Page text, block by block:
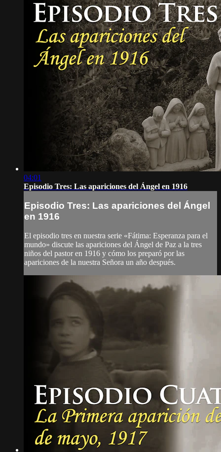
04:01
Episodio Tres: Las apariciones del Ángel en 1916
Episodio Tres: Las apariciones del Ángel
en 1916
El episodio tres en nuestra serie «Fátima: Esperanza para el
mundo» discute las apariciones del Ángel de Paz a la tres
niños del pastor en 1916 y cómo los preparó por las
apariciones de la nuestra Señora un año después.